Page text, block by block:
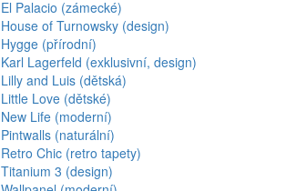
El Palacio (zámecké)
House of Turnowsky (design)
Hygge (přírodní)
Karl Lagerfeld (exklusivní, design)
Lilly and Luis (dětská)
Little Love (dětské)
New Life (moderní)
Pintwalls (naturální)
Retro Chic (retro tapety)
Titanium 3 (design)